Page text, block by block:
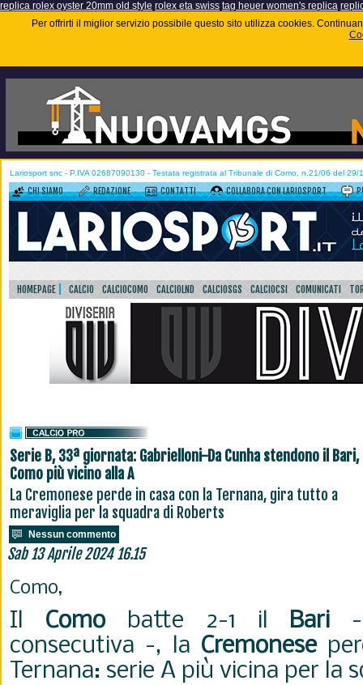
replica rolex oyster 20mm old style rolex eta swiss tag heuer women's replica
Per offrirti il miglior servizio possibile questo sito utilizza cookies.
Lariosport snc - P.IVA 02687090130 - Testata registrata al Tribunale di Como, n.21/06 del 29/
CHI SIAMO REDAZIONE CONTATTI COLLABORA CON LARIOSPORT
HOMEPAGE CALCIO CALCIOCOMO CALCIOLND CALCIOSGS CALCIOCSI COMUNICATI
Serie B, 33ª giornata: Gabrielloni-Da Cunha stendono il Bari,
Como più vicino alla A
La Cremonese perde in casa con la Ternana, gira tutto a
meraviglia per la squadra di Roberts
Nessun commento
Sab 13 Aprile 2024 16.15
Como,
Il Comobatte 2-1 il Bari -
consecutiva -, la Cremonese
Ternana: serie A più vicina per la